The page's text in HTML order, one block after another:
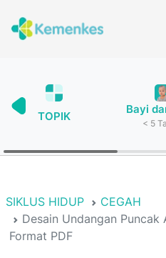
TOPIK
Bayi
< 5
SIKLUS HIDUP
CEGAH
Desain Undangan
Format PDF